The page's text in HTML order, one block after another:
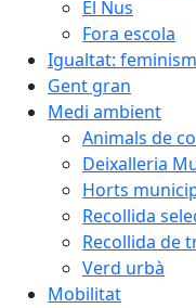
El Nus
Fora escola
Igualtat:
Gent gran
Medi ambient
Animals de
Deixalleria
Horts
Recollida
Recollida de
Verd urbà
Mobilitat